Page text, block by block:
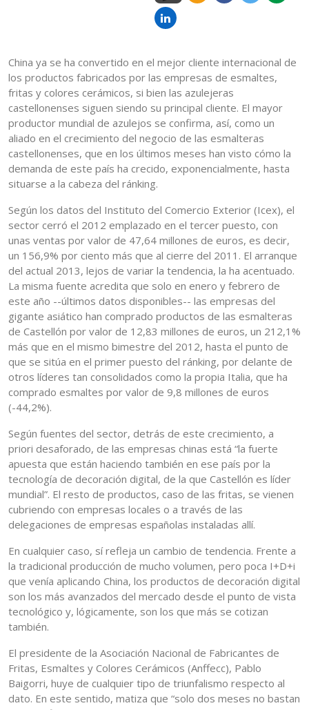
China ya se ha convertido en el mejor cliente internacional de
los productos fabricados por las empresas de esmaltes,
fritas y colores cerámicos, si bien las azulejeras
castellonenses siguen siendo su principal cliente. El mayor
productor mundial de azulejos se confirma, así, como un
aliado en el crecimiento del negocio de las esmalteras
castellonenses, que en los últimos meses han visto cómo la
demanda de este país ha crecido, exponencialmente, hasta
situarse a la cabeza del ránking.
Según los datos del Instituto del Comercio Exterior (Icex), el
sector cerró el 2012 emplazado en el tercer puesto, con
unas ventas por valor de 47,64 millones de euros, es decir,
un 156,9% por ciento más que al cierre del 2011. El arranque
del actual 2013, lejos de variar la tendencia, la ha acentuado.
La misma fuente acredita que solo en enero y febrero de
este año --últimos datos disponibles-- las empresas del
gigante asiático han comprado productos de las esmalteras
de Castellón por valor de 12,83 millones de euros, un 212,1%
más que en el mismo bimestre del 2012, hasta el punto de
que se sitúa en el primer puesto del ránking, por delante de
otros líderes tan consolidados como la propia Italia, que ha
comprado esmaltes por valor de 9,8 millones de euros
(-44,2%).
Según fuentes del sector, detrás de este crecimiento, a
priori desaforado, de las empresas chinas está “la fuerte
apuesta que están haciendo también en ese país por la
tecnología de decoración digital, de la que Castellón es líder
mundial”. El resto de productos, caso de las fritas, se vienen
cubriendo con empresas locales o a través de las
delegaciones de empresas españolas instaladas allí.
En cualquier caso, sí refleja un cambio de tendencia. Frente a
la tradicional producción de mucho volumen, pero poca I+D+i
que venía aplicando China, los productos de decoración digital
son los más avanzados del mercado desde el punto de vista
tecnológico y, lógicamente, son los que más se cotizan
también.
El presidente de la Asociación Nacional de Fabricantes de
Fritas, Esmaltes y Colores Cerámicos (Anffecc), Pablo
Baigorri, huye de cualquier tipo de triunfalismo respecto al
dato. En este sentido, matiza que “solo dos meses no bastan